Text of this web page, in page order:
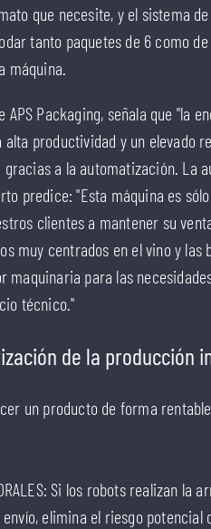
que necesite, y el sistema
tanto paquetes de 6 como
máquina.
Packaging, señala que "la
productividad y un elevado
a la automatización. La
predice: "Esta máquina es
clientes a mantener su
muy centrados en el vino y las
para las
técnico."
de la producción
un producto de forma
Si los robots realizan
elimina el riesgo potencial